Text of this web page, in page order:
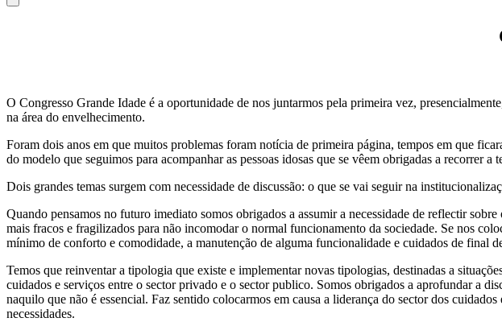
O Congresso Grande Idade é a oportunidade de nos juntarmos pela primeira vez,
na área do envelhecimento.
Foram dois anos em que muitos problemas foram notícia de primeira página, tempos em que
do modelo que seguimos para acompanhar as pessoas idosas que se vêem obrigadas a recorrer a
Dois grandes temas surgem com necessidade de discussão: o que se vai seguir na
Quando pensamos no futuro imediato somos obrigados a assumir a necessidade de reflectir
mais fracos e fragilizados para não incomodar o normal funcionamento da sociedade. Se nos
mínimo de conforto e comodidade, a manutenção de alguma funcionalidade e cuidados de final
Temos que reinventar a tipologia que existe e implementar novas tipologias, destinadas a
cuidados e serviços entre o sector privado e o sector publico. Somos obrigados a aprofundar a
naquilo que não é essencial. Faz sentido colocarmos em causa a liderança do sector dos
necessidades.